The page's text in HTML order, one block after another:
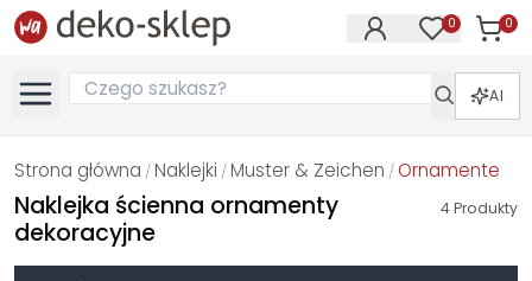
0 0
AI
Strona główna / Naklejki / Muster & Zeichen / Ornamente
Naklejka ścienna ornamenty
dekoracyjne
4Produkty